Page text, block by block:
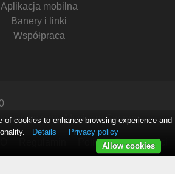
Aplikacja mobilna
Banery i linki
Współpraca
Musicam Sacram
Polityka Prywatności
of cookies to enhance browsing experience and
Details
Privacy policy
Allow cookies